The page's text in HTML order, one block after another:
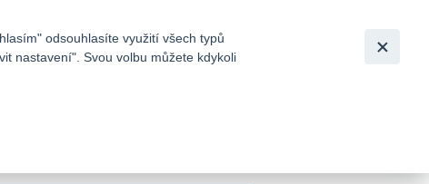
a
odsouhlasíte využití všech typů
nastavení". Svou volbu můžete kdykoli